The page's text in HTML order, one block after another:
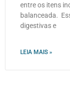
entre os itens
balanceada.
digestivas e
LEIA MAIS »